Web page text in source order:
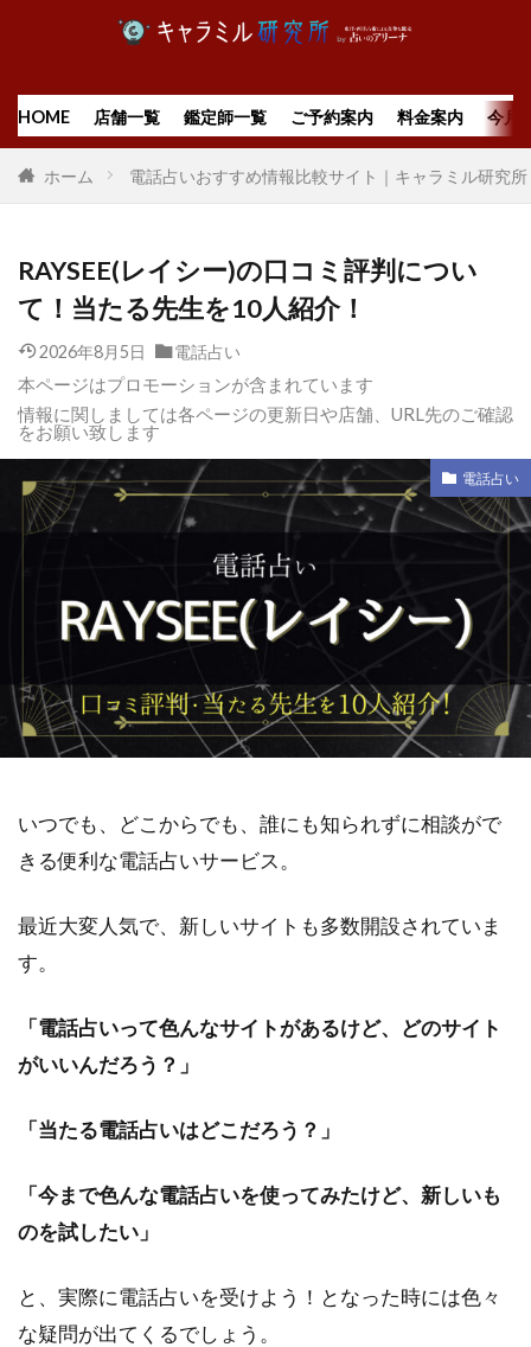
HOME 店舗一覧 鑑定師一覧 ご予約案内 料金案内 今月
ホーム 電話占いおすすめ情報比較サイト｜キャラミル研究所
RAYSEE(レイシー)の口コミ評判につい
て！当たる先生を10人紹介！
2026年8月5日 電話占い
本ページはプロモーションが含まれています
情報に関しましては各ページの更新日や店舗、URL先のご確認
をお願い致します
電話占い
いつでも、どこからでも、誰にも知られずに相談がで
きる便利な電話占いサービス。
最近大変人気で、新しいサイトも多数開設されていま
す。
「電話占いって色んなサイトがあるけど、どのサイト
がいいんだろう？」
「当たる電話占いはどこだろう？」
「今まで色んな電話占いを使ってみたけど、新しいも
のを試したい」
と、実際に電話占いを受けよう！となった時には色々
な疑問が出てくるでしょう。